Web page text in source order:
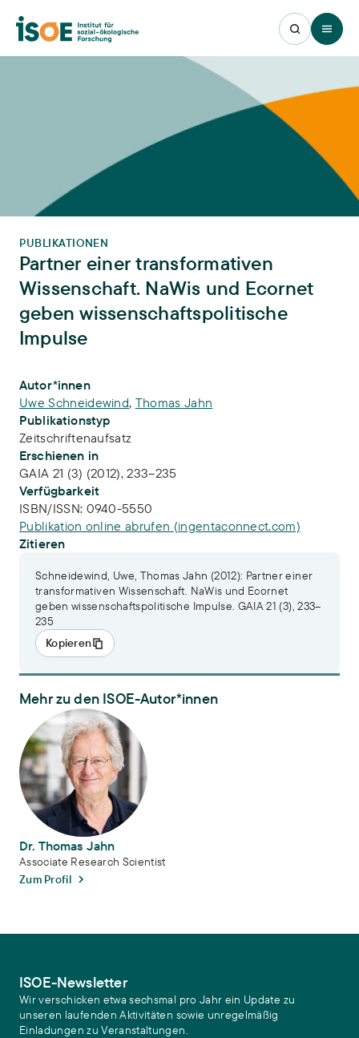
Open
PUBLIKATIONEN
Partner einer transformativen
Wissenschaft. NaWis und Ecornet
geben wissenschaftspolitische
Impulse
Publikations-Infos
Autor*innen
Uwe Schneidewind, Thomas Jahn
Publikationstyp
Zeitschriftenaufsatz
Erschienen in
GAIA 21 (3) (2012), 233–235
Verfügbarkeit
ISBN/ISSN: 0940-5550
Publikation online abrufen (ingentaconnect.com)
Zitieren
Schneidewind, Uwe, Thomas Jahn (2012): Partner einer
transformativen Wissenschaft. NaWis und Ecornet
geben wissenschaftspolitische Impulse. GAIA 21 (3), 233–
235
Kopieren
Mehr zu den ISOE-Autor*innen
Dr. Thomas Jahn
Dr. Thomas Jahn
Associate Research Scientist
Zum Profil
ISOE-Newsletter
Wir verschicken etwa sechsmal pro Jahr ein Update zu
unseren laufenden Aktivitäten sowie unregelmäßig
Einladungen zu Veranstaltungen.